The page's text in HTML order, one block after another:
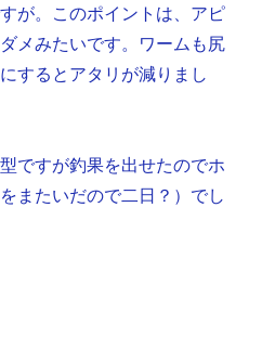
が。このポイントは、アピ
メみたいです。ワームも尻
するとアタリが減りまし
ですが釣果を出せたのでホ
またいだので二日？）でし